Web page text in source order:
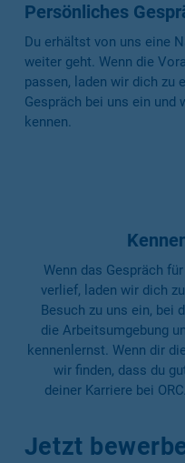
Jetzt
Persönliches
Du erhältst von uns eine
weiter geht. Wenn die
passen, laden wir dich zu
Gespräch bei uns ein und
kennen.
Wenn das Gespräch
verlief, laden wir dich
Besuch zu uns ein, bei
die Arbeitsumgebung
kennenlernst. Wenn dir
wir finden, dass du
deiner Karriere bei